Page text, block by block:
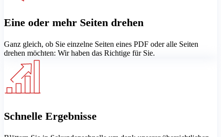
Eine oder mehr Seiten drehen
Ganz gleich, ob Sie einzelne Seiten eines PDF oder alle Seiten
drehen möchten: Wir haben das Richtige für Sie.
Schnelle Ergebnisse